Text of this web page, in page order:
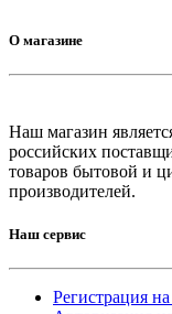
О магазине
Наш магазин
российских
товаров бытовой и
производителей.
Наш сервис
Регистрация на